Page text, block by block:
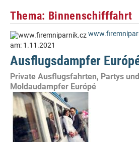
Thema: Binnenschifffahrt
am: 1.11.2021
Ausflugsdampfer
Private Ausflugsfahrten, Partys
Moldaudampfer Európé